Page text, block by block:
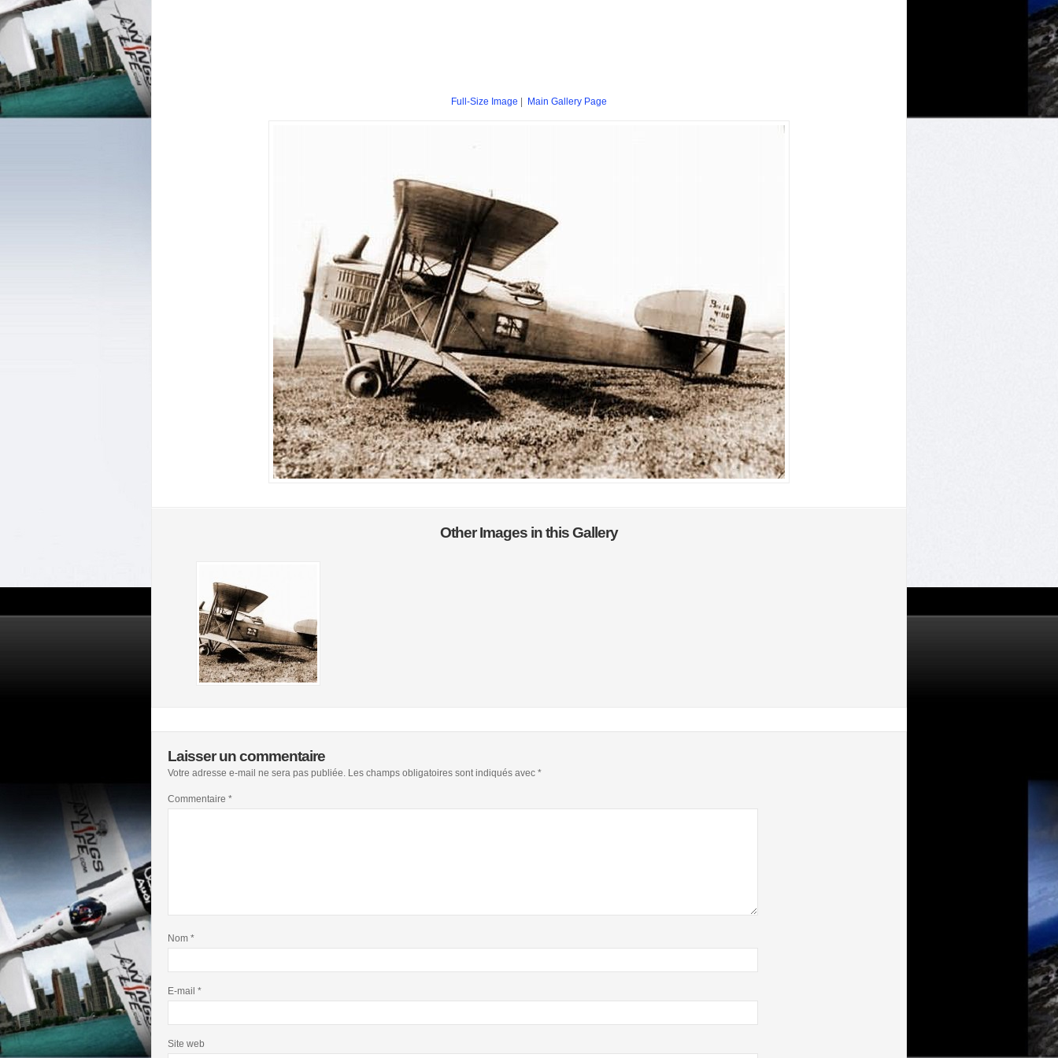
Full-Size Image Main Gallery Page
Other Images in this Gallery
Laisser un commentaire
Votre adresse e-mail ne sera pas publiée. Les champs obligatoires sont indiqués avec *
Commentaire *
Nom *
E-mail *
Site web